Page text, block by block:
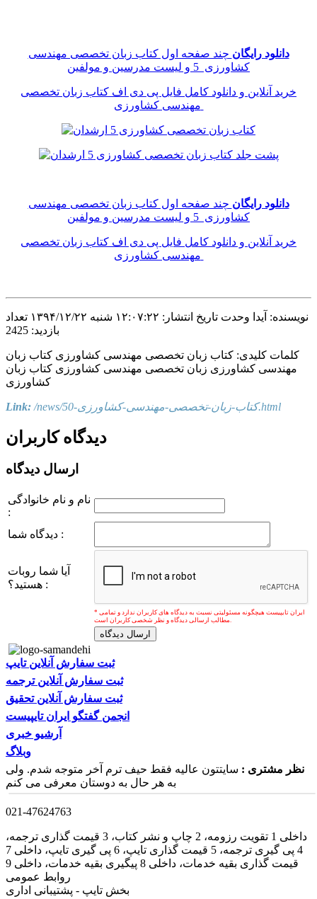
دانلود رایگان چند صفحه اول کتاب زبان تخصصی مهندسی
کشاورزی 5 و لیست مدرسین و مولفین
خرید آنلاین و دانلود کامل فایل پی دی اف کتاب زبان تخصصی
دانلود رایگان چند صفحه اول کتاب زبان تخصصی مهندسی
کشاورزی 5 و لیست مدرسین و مولفین
خرید آنلاین و دانلود کامل فایل پی دی اف کتاب زبان تخصصی
نویسنده: آیدا وحدت تاریخ انتشار: ۱۲:۰۷:۲۲ شنبه ۱۳۹۴/۱۲/۲۲
تعداد
بازدید: 2425
کلمات کلیدی: کتاب زبان تخصصی مهندسی کشاورزی کتاب زبان
مهندسی کشاورزی زبان تخصصی مهندسی کشاورزی کتاب زبان
کشاورزی
Link: /news/کتاب-زبان-تخصصی-مهندسی-کشاورزی-50.html
دیدگاه کاربران
ارسال دیدگاه
نام و نام خانوادگی
:
دیدگاه شما :
آیا شما روبات
هستید؟ :
* ایران تایپیست هیچگونه مسئولیتی نسبت به دیدگاه های کاربران ندارد و تمامی
ثبت سفارش آنلاین تایپ
ثبت سفارش آنلاین ترجمه
ثبت سفارش آنلاین تحقیق
انجمن گفتگو ایران تایپیست
آرشیو خبری
وبلاگ
نظر مشتری : سایتتون عالیه فقط حیف ترم آخر متوجه شدم. ولی
به هر حال به دوستان معرفی می کنم
021-47624763
داخلی 1 تقویت رزومه، 2 چاپ و نشر کتاب، 3 قیمت گذاری ترجمه،
4 پی گیری ترجمه، 5 قیمت گذاری تایپ، 6 پی گیری تایپ، داخلی 7
قیمت گذاری بقیه خدمات، داخلی 8 پیگیری بقیه خدمات، داخلی 9
روابط عمومی
بخش تایپ - پشتیبانی اداری